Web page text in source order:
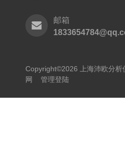
邮箱
Copyright©2026 上海沛欧分
网
管理登陆